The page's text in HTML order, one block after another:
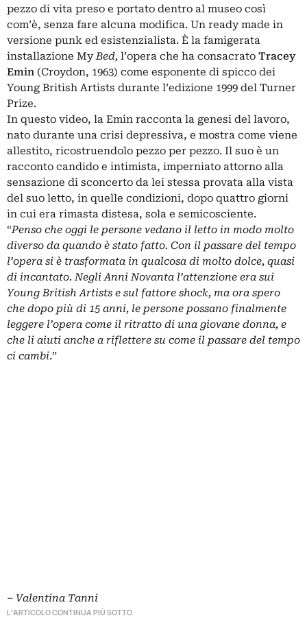
pezzo di vita preso e portato dentro al museo così
com’è, senza fare alcuna modifica. Un ready made in
versione punk ed esistenzialista. È la famigerata
installazione MyBed, l’opera che ha consacrato Tracey
Emin (Croydon, 1963) come esponente di spicco dei
Young British Artists durante l’edizione 1999 del Turner
Prize.
In questo video, la Emin racconta la genesi del lavoro,
nato durante una crisi depressiva, e mostra come viene
allestito, ricostruendolo pezzo per pezzo. Il suo è un
racconto candido e intimista, imperniato attorno alla
sensazione di sconcerto da lei stessa provata alla vista
del suo letto, in quelle condizioni, dopo quattro giorni
in cui era rimasta distesa, sola e semicosciente.
“Penso che oggi le persone vedano il letto in modo molto
diverso da quando è stato fatto. Con il passare del tempo
l’opera si è trasformata in qualcosa di molto dolce, quasi
di incantato. Negli Anni Novanta l’attenzione era sui
Young British Artists e sul fattore shock, ma ora spero
che dopo più di 15 anni, le persone possano finalmente
leggere l’opera come il ritratto di una giovane donna, e
che li aiuti anche a riflettere su come il passare del tempo
ci cambi.”
– Valentina Tanni
L'ARTICOLO CONTINUA PIÙ SOTTO